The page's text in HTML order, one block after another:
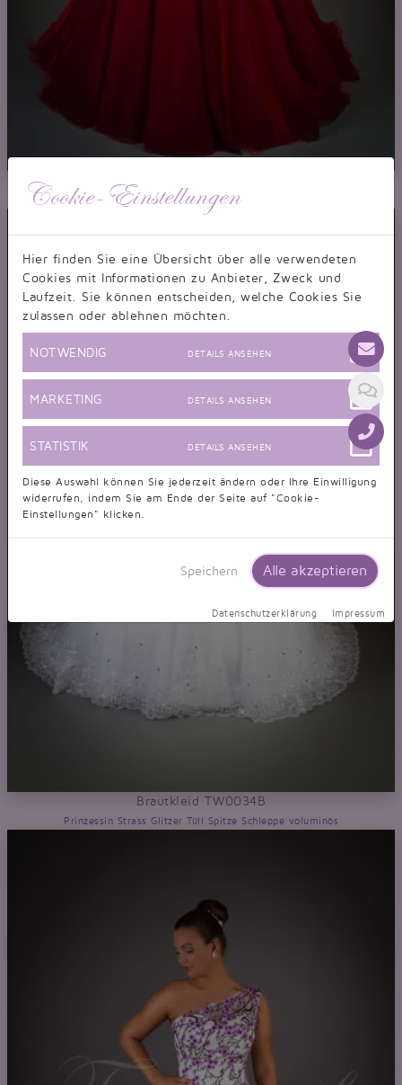
A-Linie rot schwarz Tüll Spitze Perlen Schleppe temperamentvoll
Brautkleid TW0034B
Prinzessin Strass Glitzer Tüll Spitze Schleppe voluminös
Cookie-Einstellungen
Hier finden Sie eine Übersicht über alle verwendeten
Cookies mit Informationen zu Anbieter, Zweck und
Laufzeit. Sie können entscheiden, welche Cookies Sie
zulassen oder ablehnen möchten.
NOTWENDIG DETAILS ANSEHEN
MARKETING DETAILS ANSEHEN
STATISTIK DETAILS ANSEHEN
Diese Auswahl können Sie jederzeit ändern oder Ihre Einwilligung
widerrufen, indem Sie am Ende der Seite auf "Cookie-
Einstellungen" klicken.
Speichern Alle akzeptieren
Datenschutzerklärung Impressum